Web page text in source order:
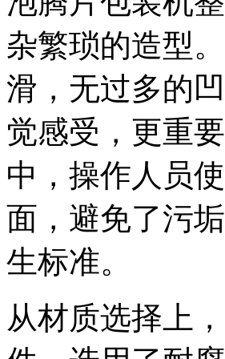
杂繁琐的造型
滑，无过多的
觉感受，更重
中，操作人员
面，避免了污
生标准。
从材质选择上